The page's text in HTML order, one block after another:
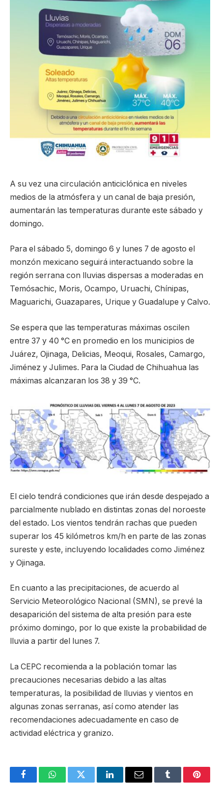
A su vez una circulación anticiclónica en niveles
medios de la atmósfera y un canal de baja presión,
aumentarán las temperaturas durante este sábado y
domingo.
Para el sábado 5, domingo 6 y lunes 7 de agosto el
monzón mexicano seguirá interactuando sobre la
región serrana con lluvias dispersas a moderadas en
Temósachic, Moris, Ocampo, Uruachi, Chínipas,
Maguarichi, Guazapares, Urique y Guadalupe y Calvo.
Se espera que las temperaturas máximas oscilen
entre 37 y 40 °C en promedio en los municipios de
Juárez, Ojinaga, Delicias, Meoqui, Rosales, Camargo,
Jiménez y Julimes. Para la Ciudad de Chihuahua las
máximas alcanzaran los 38 y 39 °C.
El cielo tendrá condiciones que irán desde despejado a
parcialmente nublado en distintas zonas del noroeste
del estado. Los vientos tendrán rachas que pueden
superar los 45 kilómetros km/h en parte de las zonas
sureste y este, incluyendo localidades como Jiménez
y Ojinaga.
En cuanto a las precipitaciones, de acuerdo al
Servicio Meteorológico Nacional (SMN), se prevé la
desaparición del sistema de alta presión para este
próximo domingo, por lo que existe la probabilidad de
lluvia a partir del lunes 7.
La CEPC recomienda a la población tomar las
precauciones necesarias debido a las altas
temperaturas, la posibilidad de lluvias y vientos en
algunas zonas serranas, así como atender las
recomendaciones adecuadamente en caso de
actividad eléctrica y granizo.
FacebookWhatsAppTwitter LinkedInEmail Tumblr